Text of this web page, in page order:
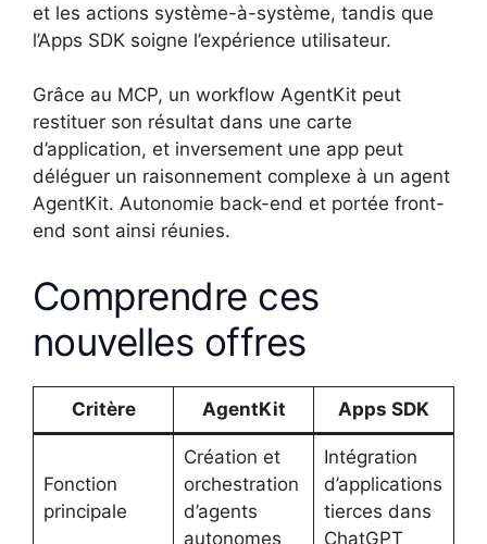
et les actions système-à-système, tandis que
l’Apps SDK soigne l’expérience utilisateur.
Grâce au MCP, un workflow AgentKit peut
restituer son résultat dans une carte
d’application, et inversement une app peut
déléguer un raisonnement complexe à un agent
AgentKit. Autonomie back-end et portée front-
end sont ainsi réunies.
Comprendre ces
nouvelles offres
Critère AgentKit Apps SDK
Fonction
principale
Création et
orchestration
d’agents
autonomes
Intégration
d’applications
tierces dans
ChatGPT